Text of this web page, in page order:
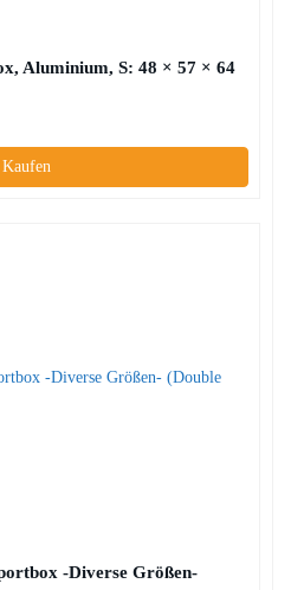
Aluminium, S: 48 × 57 × 64
Kaufen
-Diverse Größen-